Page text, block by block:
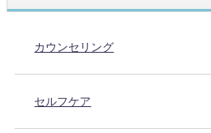
カウンセリング
セルフケア